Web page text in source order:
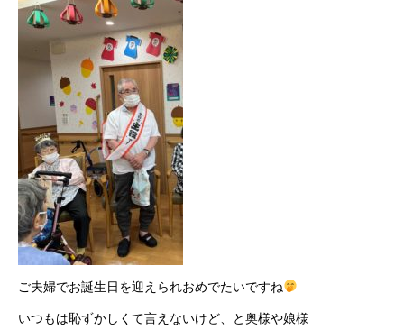
ご夫婦でお誕生日を迎えられおめでたいですね
いつもは恥ずかしくて言えないけど、と奥様や娘様